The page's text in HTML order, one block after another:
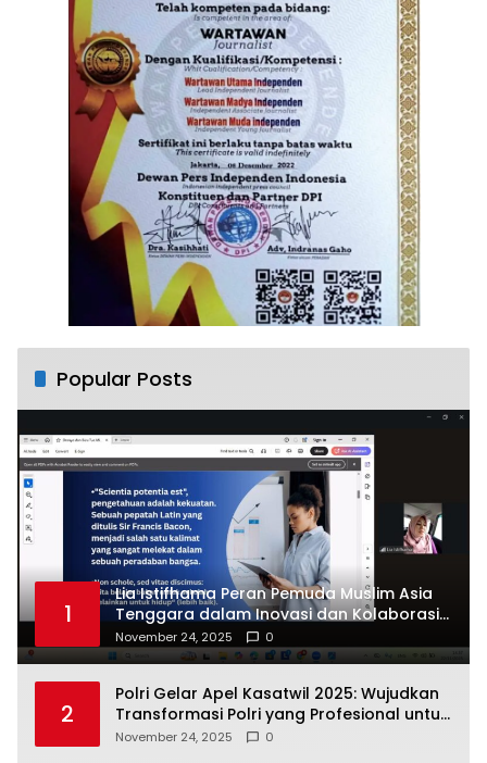
Popular Posts
1
Lia Istifhama Peran Pemuda Muslim Asia
Tenggara dalam Inovasi dan Kolaborasi
Internasional
November 24, 2025 0
2
Polri Gelar Apel Kasatwil 2025: Wujudkan
Transformasi Polri yang Profesional untuk
Masyarakat
November 24, 2025 0